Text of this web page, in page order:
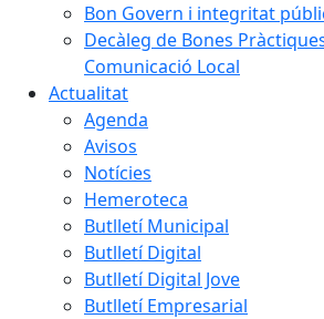
Bon Govern i integritat
Decàleg de Bones
Comunicació Local
Actualitat
Agenda
Avisos
Notícies
Hemeroteca
Butlletí Municipal
Butlletí Digital
Butlletí Digital Jove
Butlletí Empresarial